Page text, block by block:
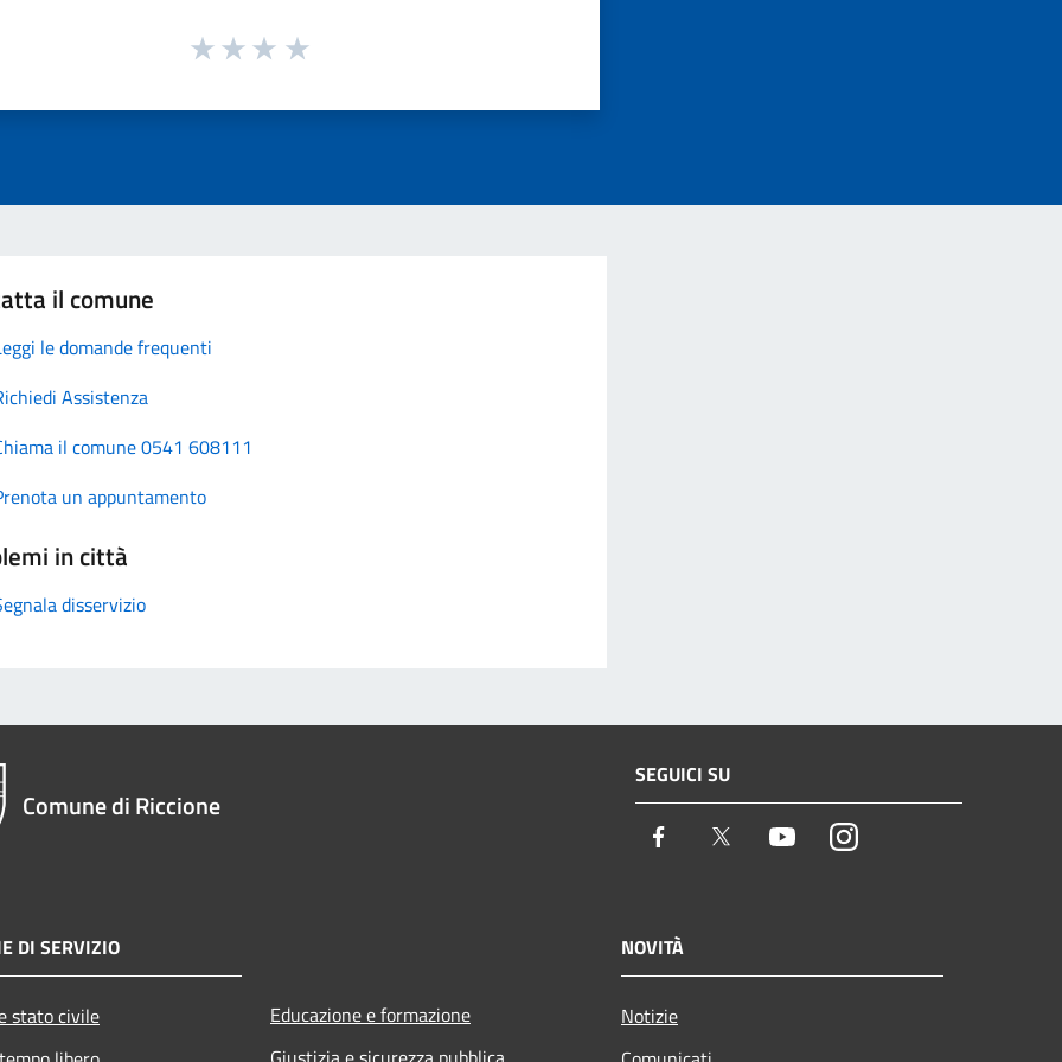
il comune
le domande frequenti
Assistenza
il comune 0541 608111
un appuntamento
in città
disservizio
Comune di Riccione
SEGUICI SU
Facebook Twitter YoutubeInstagram
DI SERVIZIO
stato civile
Educazione e formazione
NOVITÀ
Notizie